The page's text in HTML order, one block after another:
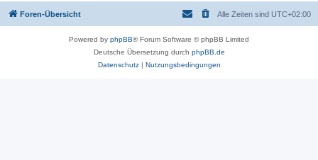
Foren-Übersicht Alle Zeiten sind UTC+02:00
Powered by phpBB® Forum Software © phpBB Limited
Deutsche Übersetzung durch phpBB.de
Datenschutz| Nutzungsbedingungen